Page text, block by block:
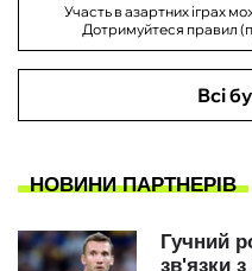
Участь в азартних іграх
Дотримуйтеся правил
Всі